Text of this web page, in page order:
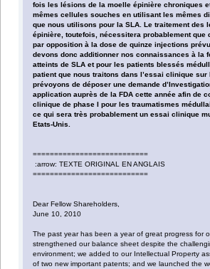
fois les lésions de la moelle épinière chroniques
mêmes cellules souches en utilisant les mêmes
que nous utilisons pour la SLA. Le traitement des
épinière, toutefois, nécessitera probablement que
par opposition à la dose de quinze injections
devons donc additionner nos connaissances à la
atteints de SLA et pour les patients blessés
patient que nous traitons dans l’essai clinique sur
prévoyons de déposer une demande
application auprès de la FDA cette année afin de
clinique de phase I pour les traumatismes
ce qui sera très probablement un essai clinique
Etats-Unis.
===========================
:arrow: TEXTE ORIGINAL EN ANGLAIS
===========================
Dear Fellow Shareholders,
June 10, 2010
The past year has been a year of great progress for
strengthened our balance sheet despite the
environment; we added to our Intellectual Property
of two new important patents; and we launched the